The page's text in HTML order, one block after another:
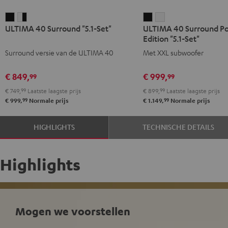
40
"5.1-
Zwart
40
"5.1-
Wit/zwart
ULTIMA 40 Surround "5.1-Set"
Surround versie van de ULTIMA 40
€ 849,99
€ 749, 99 Laatste laagste prijs
€ 999,99 Normale prijs
40
Surround
Power
"5.1-
Set"
Zwart
40
Surround
Power
"5.1-
Set"
Wit
ULTIMA 40 Surround
Edition "5.1-Set"
Met XXL subwoofer
€ 999,99
€ 899, 99Laatste laagste prijs
€ 1.149,99Normale prijs
HIGHLIGHTS TECHNISCHE DETAILS
Highlights
Mogen we voorstellen